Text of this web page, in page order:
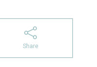
Share